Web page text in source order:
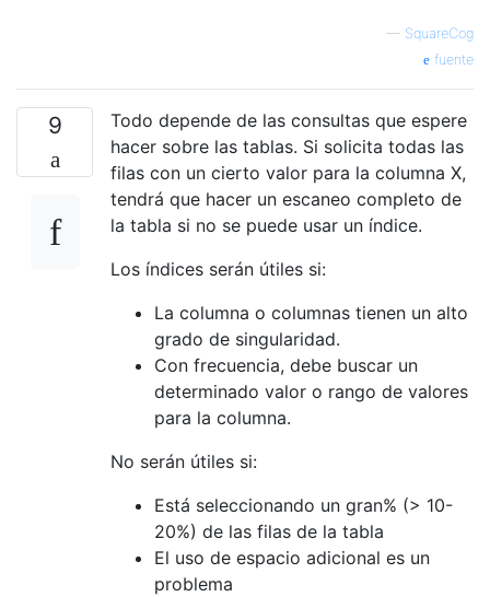
— SquareCog
fuente
9
Todo depende de las consultas que espere
hacer sobre las tablas. Si solicita todas las
filas con un cierto valor para la columna X,
tendrá que hacer un escaneo completo de
la tabla si no se puede usar un índice.
Los índices serán útiles si:
La columna o columnas tienen un alto
grado de singularidad.
Con frecuencia, debe buscar un
determinado valor o rango de valores
para la columna.
No serán útiles si:
Está seleccionando un gran% (> 10-
20%) de las filas de la tabla
El uso de espacio adicional es un
problema